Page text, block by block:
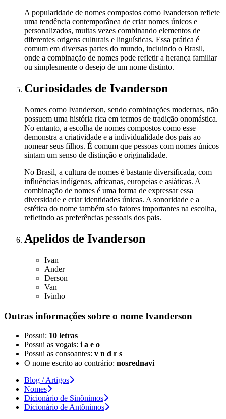
A popularidade de nomes compostos como Ivanderson reflete
uma tendência contemporânea de criar nomes únicos e
personalizados, muitas vezes combinando elementos de
diferentes origens culturais e linguísticas. Essa prática é
comum em diversas partes do mundo, incluindo o Brasil,
onde a combinação de nomes pode refletir a herança familiar
ou simplesmente o desejo de um nome distinto.
Curiosidades de Ivanderson
Nomes como Ivanderson, sendo combinações modernas, não
possuem uma história rica em termos de tradição onomástica.
No entanto, a escolha de nomes compostos como esse
demonstra a criatividade e a individualidade dos pais ao
nomear seus filhos. É comum que pessoas com nomes únicos
sintam um senso de distinção e originalidade.
No Brasil, a cultura de nomes é bastante diversificada, com
influências indígenas, africanas, europeias e asiáticas. A
combinação de nomes é uma forma de expressar essa
diversidade e criar identidades únicas. A sonoridade e a
estética do nome também são fatores importantes na escolha,
refletindo as preferências pessoais dos pais.
Apelidos de Ivanderson
Ivan
Ander
Derson
Van
Ivinho
Outras informações sobre o nome Ivanderson
Possui: 10 letras
Possui as vogais: i a e o
Possui as consoantes: v n d r s
O nome escrito ao contrário: nosrednavi
Blog / Artigos
Nomes
Dicionário de Sinônimos
Dicionário de Antônimos